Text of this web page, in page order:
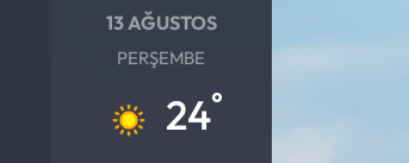
13 AĞUSTOS
PERŞEMBE
24°